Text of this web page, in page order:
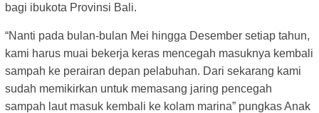
bagi ibukota Provinsi Bali.
“Nanti pada bulan-bulan Mei hingga Desember setiap tahun,
kami harus muai bekerja keras mencegah masuknya kembali
sampah ke perairan depan pelabuhan. Dari sekarang kami
sudah memikirkan untuk memasang jaring pencegah
sampah laut masuk kembali ke kolam marina” pungkas Anak